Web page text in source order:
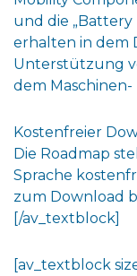
und die „Battery
erhalten in dem
Unterstützung
dem
Kostenfreier
Die Roadmap
Sprache
zum Download
[/av_textblock]
[av_textblock